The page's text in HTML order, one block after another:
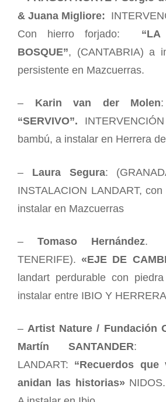
& Juana Migliore:
Con hierro forjado:
BOSQUE”, (CANTABRIA) a
persistente en Mazcuerras.
– Karin van der Molen
“SERVIVO”.
bambú, a instalar en Herrera
– Laura Segura:
INSTALACION LANDART,
instalar en Mazcuerras
– Tomaso Hernández.
TENERIFE).«EJE DE
landart perdurable con
instalar entre IBIO Y
– Artist Nature / Fundación
Martín SANTANDER:
LANDART: “Recuerdos que
anidan las historias»